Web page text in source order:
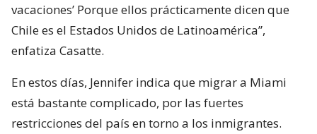
vacaciones’ Porque ellos prácticamente dicen que
Chile es el Estados Unidos de Latinoamérica”,
enfatiza Casatte.
En estos días, Jennifer indica que migrar a Miami
está bastante complicado, por las fuertes
restricciones del país en torno a los inmigrantes.